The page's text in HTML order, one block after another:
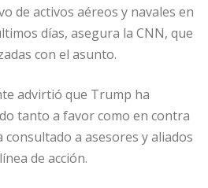
de activos aéreos y navales en
días, asegura la CNN, que
con el asunto.
advirtió que Trump ha
tanto a favor como en contra
consultado a asesores y aliados
de acción.